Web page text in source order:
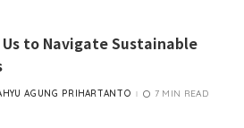
to Navigate Sustainable
AGUNG PRIHARTANTO 7 MIN READ